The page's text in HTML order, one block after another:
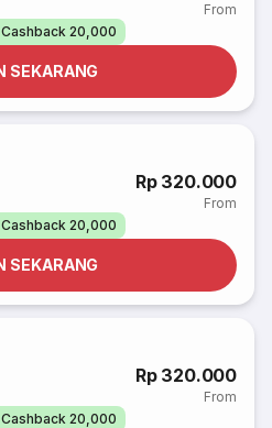
From
20,000
SEKARANG
Rp 320.000
From
20,000
SEKARANG
Rp 320.000
From
20,000